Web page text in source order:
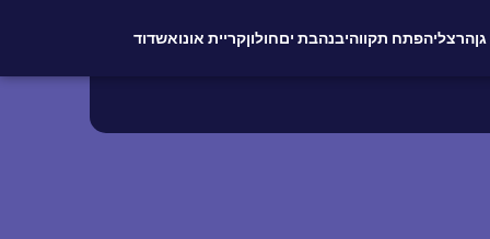
אשדודקריית אונוחולוןבת יםיבנהפתח תקווההרצליה